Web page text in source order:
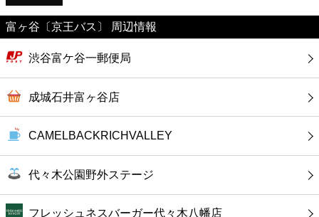
ショッピング
銀行
公共
病院
ホテル
富ヶ谷〔京王バス〕 周辺情報
渋谷富ケ谷一郵便局
成城石井富ヶ谷店
CAMELBACKRICHVALLEY
代々木公園野外ステージ
フレッシュネスバーガー代々木八幡店